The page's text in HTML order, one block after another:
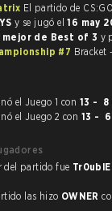
El partido de
y se jugó el16 may
mejor de Best of 3 y
#7 Bracket
el Juego 1 con 13 - 8
el Juego 2 con 13 - 6
del partido fue Tr0ublE
las hizo OWNER